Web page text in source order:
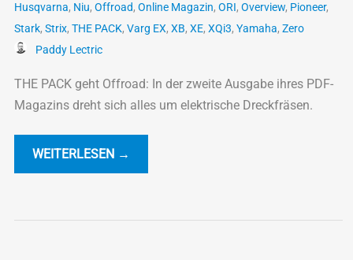
Husqvarna, Niu, Offroad, Online Magazin, ORI, Overview, Pioneer,
Stark, Strix, THE PACK, Varg EX, XB, XE, XQi3, Yamaha, Zero
Paddy Lectric
THE PACK geht Offroad: In der zweite Ausgabe ihres PDF-
Magazins dreht sich alles um elektrische Dreckfräsen.
WEITERLESEN →